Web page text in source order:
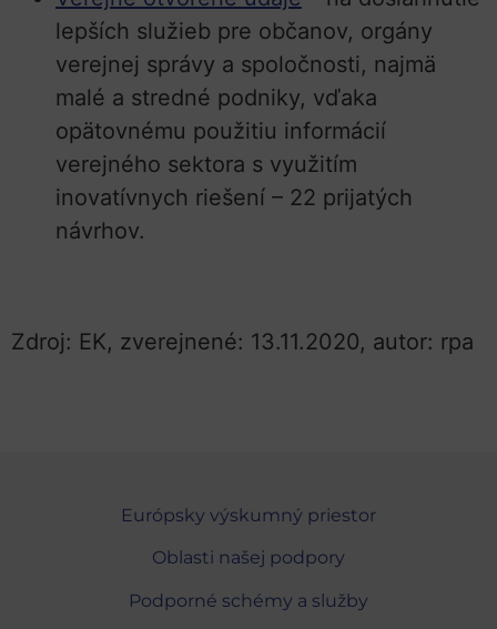
lepších služieb pre občanov, orgány
verejnej správy a spoločnosti, najmä
malé a stredné podniky, vďaka
opätovnému použitiu informácií
verejného sektora s využitím
inovatívnych riešení – 22 prijatých
návrhov.
Zdroj: EK, zverejnené: 13.11.2020, autor: rpa
Európsky výskumný priestor
Oblasti našej podpory
Podporné schémy a služby